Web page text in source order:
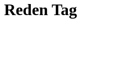
Reden Tag